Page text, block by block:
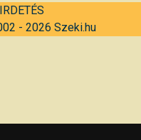
- 2026 Szeki.hu